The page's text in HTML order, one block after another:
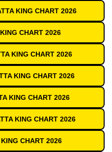
KING CHART 2026
CHART 2026
KING CHART 2026
KING CHART 2026
KING CHART 2026
KING CHART 2026
CHART 2026